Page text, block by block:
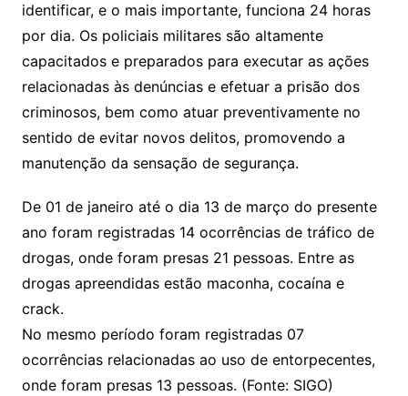
identificar, e o mais importante, funciona 24 horas
por dia. Os policiais militares são altamente
capacitados e preparados para executar as ações
relacionadas às denúncias e efetuar a prisão dos
criminosos, bem como atuar preventivamente no
sentido de evitar novos delitos, promovendo a
manutenção da sensação de segurança.
De 01 de janeiro até o dia 13 de março do presente
ano foram registradas 14 ocorrências de tráfico de
drogas, onde foram presas 21 pessoas. Entre as
drogas apreendidas estão maconha, cocaína e
crack.
No mesmo período foram registradas 07
ocorrências relacionadas ao uso de entorpecentes,
onde foram presas 13 pessoas. (Fonte: SIGO)